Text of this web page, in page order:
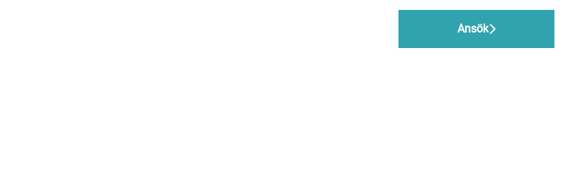
Ansök